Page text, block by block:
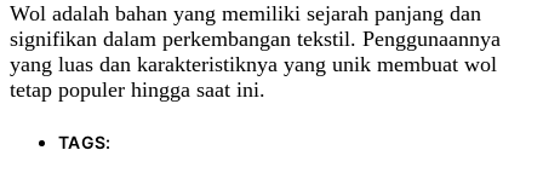
Wol adalah bahan yang memiliki sejarah panjang dan
signifikan dalam perkembangan tekstil. Penggunaannya
yang luas dan karakteristiknya yang unik membuat wol
tetap populer hingga saat ini.
TAGS: